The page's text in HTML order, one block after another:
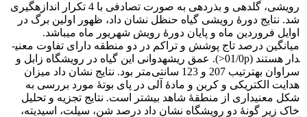
رویشی، گلدهی و بذردهی به صورت تصادفی با 4 تکرار اندازه­گیری
شد. نتایج دورۀ رویشی گیاه حنظل نشان داد، ظهور اولین برگ در
اوایل فروردین ماه و پایان دورۀ رویش شهریور ماه می‎باشد.
میانگین درصد تاج پوشش و تراکم در دو منطقه دارای تفاوت معنی­
دار هستند (01/0p<). عمق ریشه­دوانی این گیاه در رویشگاه زابل و
سراوان به­ترتیب 207 و 123 سانتی‌متر بود. نتایج نشان داد میزان
هدایت الکتریکی و کربن و مادۀ آلی در پای بوتۀ مورد بررسی به
شکل معنی­داری از منطقۀ شاهد بیشتر است. نتایج تجزیه و تحلیل
خاک زیر گونۀ دو رویشگاه نشان داد درصد شن، سیلت، اسیدیته،